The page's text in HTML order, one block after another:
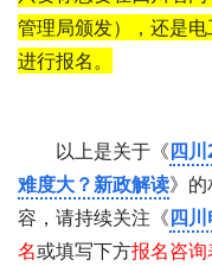
管理局颁发），还是
进行报名。
以上是关于《四
难度大？新政解读》
容，请持续关注《四
名或填写下方报名咨